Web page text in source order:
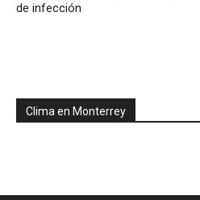
de infección
Clima en Monterrey